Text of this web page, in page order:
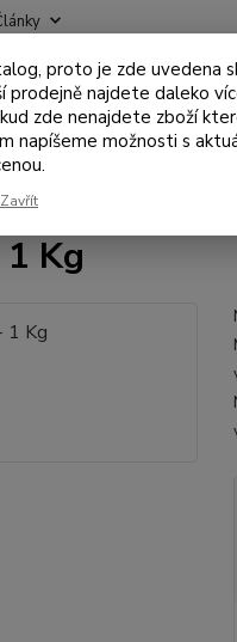
Hledat
sypké přísady
Kg
proto je zde uvedena
prodejně najdete daleko
zde nenajdete zboží
napíšeme možnosti s
Zavřít